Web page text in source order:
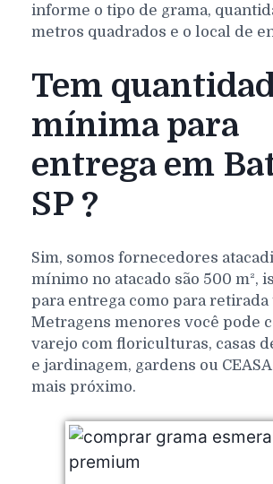
informe o tipo de grama,
metros quadrados e o local de
Tem
mínima para
entrega em
SP ?
Sim, somos fornecedores
mínimo no atacado são 500 m²,
para entrega como para retirada
Metragens menores você pode
varejo com floriculturas, casas
e jardinagem, gardens ou
mais próximo.